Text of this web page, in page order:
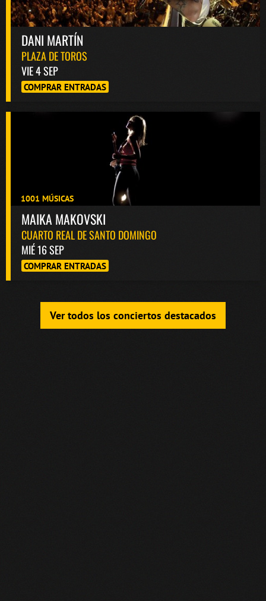
DANI MARTÍN
PLAZA DE TOROS
VIE 4 SEP
COMPRAR ENTRADAS
1001 MÚSICAS
MAIKA MAKOVSKI
CUARTO REAL DE SANTO DOMINGO
MIÉ 16 SEP
COMPRAR ENTRADAS
Ver todos los conciertos destacados